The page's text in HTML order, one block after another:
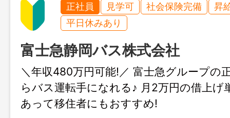
正社員 見学可 社会保険完備
昇
平日休みあり
富士急静岡バス株式会社
＼年収480万円可能!／ 富士急グループの
らバス運転手になれる♪ 月2万円の借上げ
あって移住者にもおすすめ!